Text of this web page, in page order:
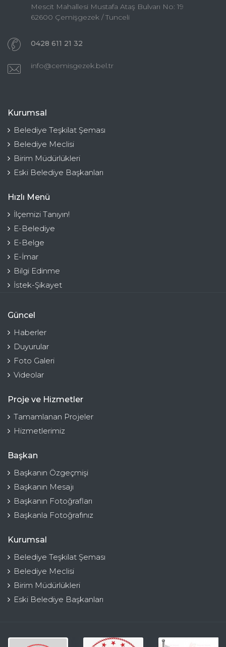
Mescit Mahallesi Mustafa Ataş Bulvarı No: 19
62600 Çemişgezek / Tunceli
0428 611 21 32
info@cemisgezek.bel.tr
Kurumsal
Belediye Teşkilat Şeması
Belediye Meclisi
Birim Müdürlükleri
Eski Belediye Başkanları
Hızlı Menü
İlçemizi Tanıyın!
E-Belediye
E-Belge
E-İmar
Bilgi Edinme
İstek-Şikayet
Güncel
Haberler
Duyurular
Foto Galeri
Videolar
Proje ve Hizmetler
Tamamlanan Projeler
Hizmetlerimiz
Başkan
Başkanın Özgeçmişi
Başkanın Mesajı
Başkanın Fotoğrafları
Başkanla Fotoğrafınız
Kurumsal
Belediye Teşkilat Şeması
Belediye Meclisi
Birim Müdürlükleri
Eski Belediye Başkanları